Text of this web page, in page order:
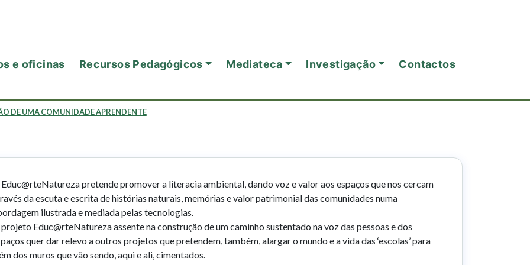
e oficinas Recursos Pedagógicos Mediateca Investigação Contactos
DE UMA COMUNIDADE APRENDENTE
pretende promover a literacia ambiental, dando voz e valor aos espaços que nos cercam
da escuta e escrita de histórias naturais, memórias e valor patrimonial das comunidades numa
ilustrada e mediada pelas tecnologias.
Educ@rteNatureza assente na construção de um caminho sustentado na voz das pessoas e dos
quer dar relevo a outros projetos que pretendem, também, alargar o mundo e a vida das ‘escolas’ para
dos muros que vão sendo, aqui e ali, cimentados.